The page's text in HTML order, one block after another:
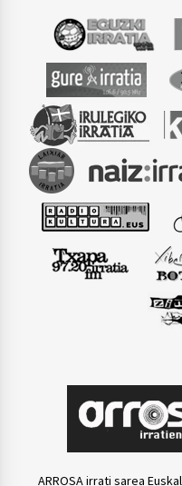
ARROSA irrati sarea